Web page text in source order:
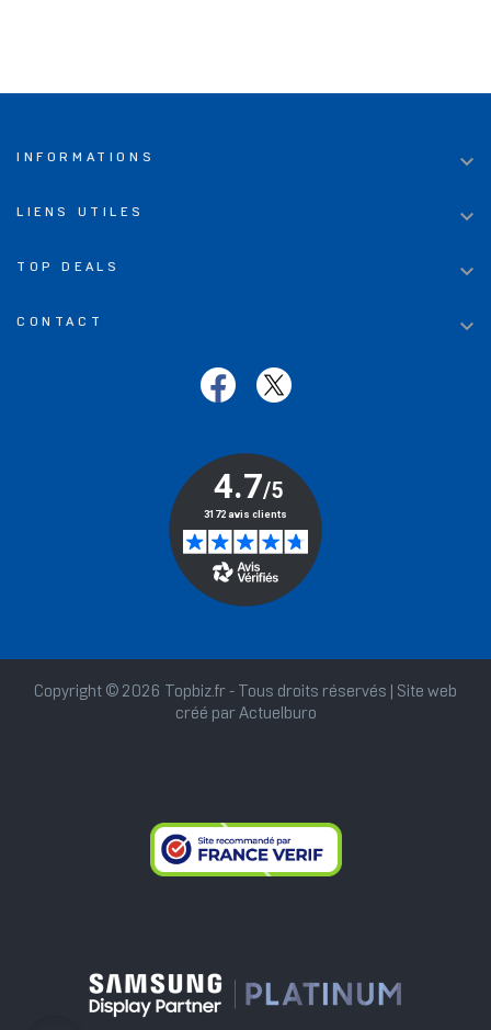
INFORMATIONS 
LIENS UTILES 
TOP DEALS 
CONTACT 
Copyright © 2026 Topbiz.fr - Tous droits réservés | Site web
créé par Actuelburo